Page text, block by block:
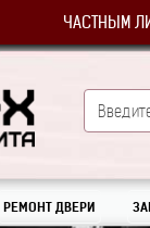
ЧАСТНЫМ
РЕМОНТ ДВЕРИ